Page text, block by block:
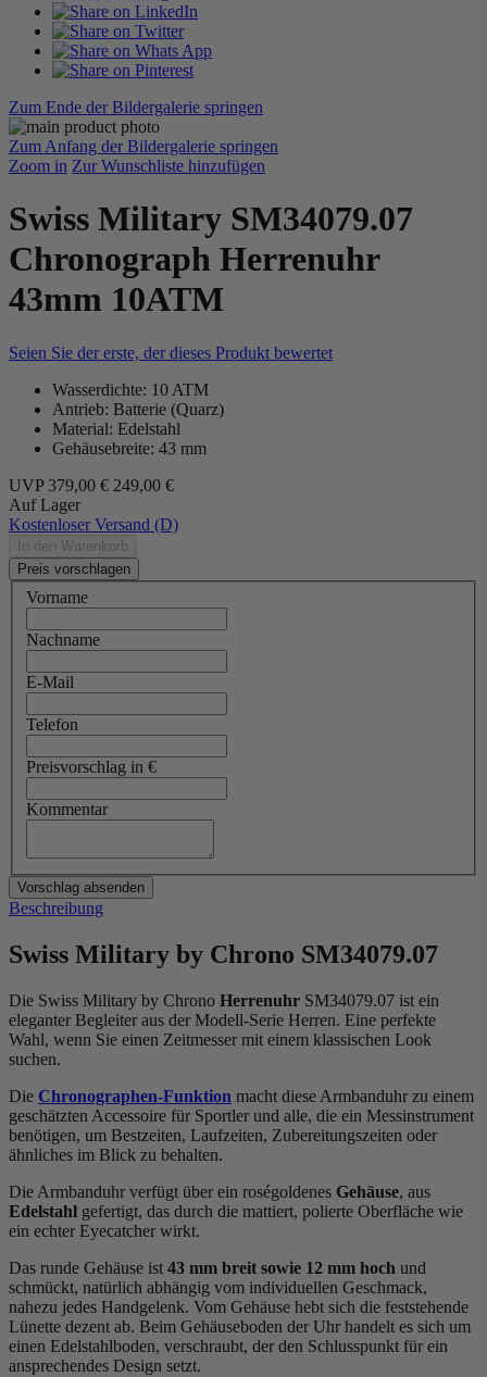
Zum Ende der Bildergalerie springen
Zum Anfang der Bildergalerie springen
Zoom in Zur Wunschliste hinzufügen
Swiss Military SM34079.07
Chronograph Herrenuhr
43mm 10ATM
Seien Sie der erste, der dieses Produkt bewertet
Wasserdichte: 10 ATM
Antrieb: Batterie (Quarz)
Material: Edelstahl
Gehäusebreite: 43 mm
UVP 379,00 € 249,00 €
Auf Lager
Kostenloser Versand (D)
In den Warenkorb
Preis vorschlagen
Vorname
Nachname
E-Mail
Telefon
Preisvorschlag in €
Kommentar
Beschreibung
Swiss Military by Chrono SM34079.07
Die Swiss Military by Chrono Herrenuhr SM34079.07 ist ein
eleganter Begleiter aus der Modell-Serie Herren. Eine perfekte
Wahl, wenn Sie einen Zeitmesser mit einem klassischen Look
suchen.
Die Chronographen-Funktion macht diese Armbanduhr zu einem
geschätzten Accessoire für Sportler und alle, die ein Messinstrument
benötigen, um Bestzeiten, Laufzeiten, Zubereitungszeiten oder
ähnliches im Blick zu behalten.
Die Armbanduhr verfügt über ein roségoldenes Gehäuse, aus
Edelstahl gefertigt, das durch die mattiert, polierte Oberfläche wie
ein echter Eyecatcher wirkt.
Das runde Gehäuse ist 43 mm breit sowie 12 mm hoch und
schmückt, natürlich abhängig vom individuellen Geschmack,
nahezu jedes Handgelenk. Vom Gehäuse hebt sich die feststehende
Lünette dezent ab. Beim Gehäuseboden der Uhr handelt es sich um
einen Edelstahlboden, verschraubt, der den Schlusspunkt für ein
ansprechendes Design setzt.